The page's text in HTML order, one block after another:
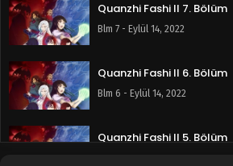
Quanzhi Fashi II 7. Bölüm
Blm 7 - Eylül 14, 2022
Quanzhi Fashi II 6. Bölüm
Blm 6 - Eylül 14, 2022
Quanzhi Fashi II 5. Bölüm